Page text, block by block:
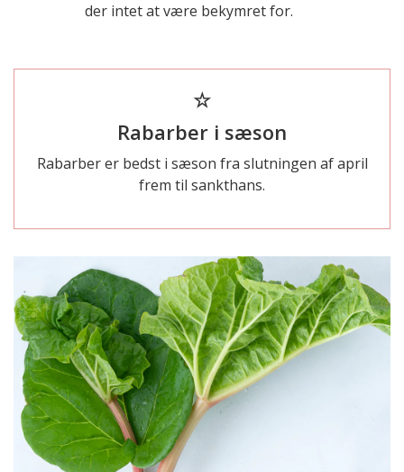
der intet at være bekymret for.
☆
Rabarber i sæson
Rabarber er bedst i sæson fra slutningen af april
frem til sankthans.